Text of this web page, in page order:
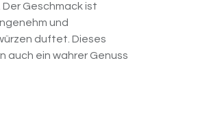
Geschmack ist
und
duftet. Dieses
auch ein wahrer Genuss